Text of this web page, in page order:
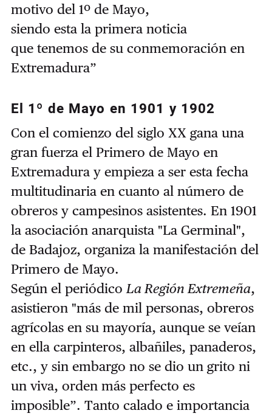
motivo del 1º de Mayo,
siendo esta la primera noticia
que tenemos de su conmemoración en
Extremadura”
El 1º de Mayo en 1901 y 1902
Con el comienzo del siglo XX gana una
gran fuerza el Primero de Mayo en
Extremadura y empieza a ser esta fecha
multitudinaria en cuanto al número de
obreros y campesinos asistentes. En 1901
la asociación anarquista "La Germinal",
de Badajoz, organiza la manifestación del
Primero de Mayo.
Según el periódico La Región Extremeña,
asistieron "más de mil personas, obreros
agrícolas en su mayoría, aunque se veían
en ella carpinteros, albañiles, panaderos,
etc., y sin embargo no se dio un grito ni
un viva, orden más perfecto es
imposible”. Tanto calado e importancia